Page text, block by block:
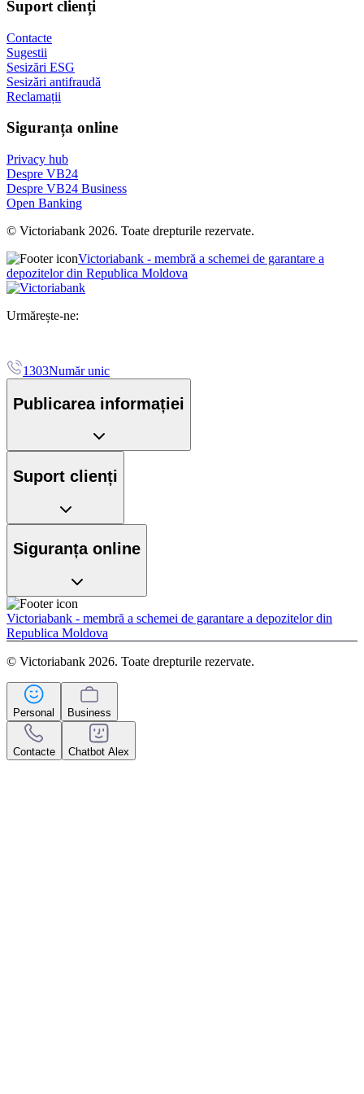
Suport clienți
Contacte
Sugestii
Sesizări ESG
Sesizări antifraudă
Reclamații
Siguranța online
Privacy hub
Despre VB24
Despre VB24 Business
Open Banking
© Victoriabank 2026. Toate drepturile rezervate.
Victoriabank - membră a schemei de garantare a
depozitelor din Republica Moldova
Urmărește-ne:
1303Număr unic
Publicarea informației
Suport clienți
Siguranța online
Victoriabank - membră a schemei de garantare a depozitelor din
Republica Moldova
© Victoriabank 2026. Toate drepturile rezervate.
Personal Business
Contacte Chatbot Alex